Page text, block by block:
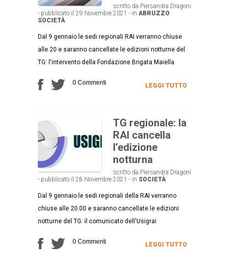
scritto da Piersandra Dragoni
- pubblicato il 29 Novembre 2021 - in ABRUZZO
SOCIETÀ
Dal 9 gennaio le sedi regionali RAI verranno chiuse
alle 20 e saranno cancellate le edizioni notturne del
TG: l'intervento della Fondazione Brigata Maiella
0 Commenti LEGGI TUTTO
TG regionale: la
RAI cancella
l’edizione
notturna
scritto da Piersandra Dragoni
- pubblicato il 28 Novembre 2021 - in SOCIETÀ
Dal 9 gennaio le sedi regionali della RAI verranno
chiuse alle 20.00 e saranno cancellate le edizioni
notturne del TG: il comunicato dell'Usigrai
0 Commenti LEGGI TUTTO